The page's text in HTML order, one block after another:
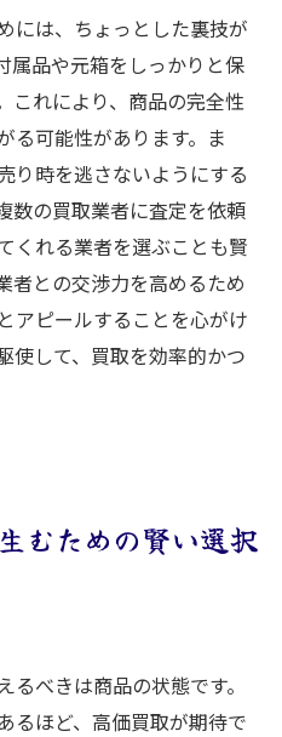
には、ちょっとした裏技が
属品や元箱をしっかりと保
これにより、商品の完全性
る可能性があります。ま
り時を逃さないようにする
数の買取業者に査定を依頼
くれる業者を選ぶことも賢
者との交渉力を高めるため
アピールすることを心がけ
使して、買取を効率的かつ
むための賢い選択
べきは商品の状態です。
るほど、高価買取が期待で